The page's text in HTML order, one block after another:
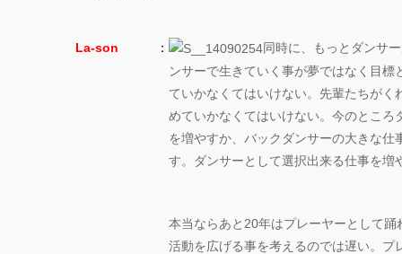
La-son ：
同時に、もっとダンサ
ンサーで生きていく事が夢ではなく目
ていかなくてはいけない。先輩たちが
めていかなくてはいけない。今のとこ
を増やすか、バックダンサーの大きな
す。ダンサーとして選択出来る仕事を増
本当ならあと20年はプレーヤーとして
活動を広げる事を考えるのでは遅い。